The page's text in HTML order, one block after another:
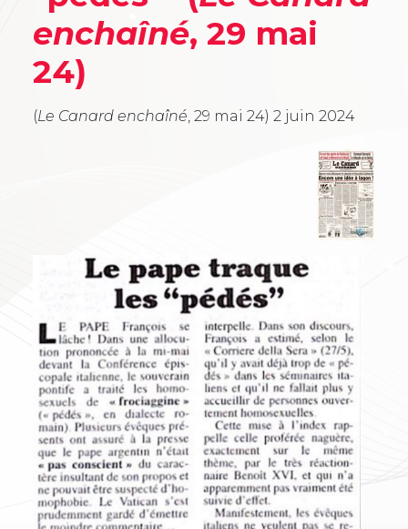
enchaîné, 29 mai
24)
(Le Canard enchaîné , 29 mai 24) 2 juin 2024